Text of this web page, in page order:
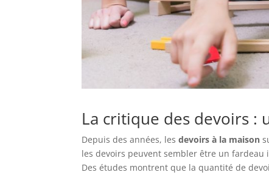
La critique des devoirs :
Depuis des années, lesdevoirs à la maison
les devoirs peuvent sembler être un
Des études montrent que la quantité de